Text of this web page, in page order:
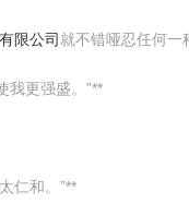
限公司 就不错哑忍任何一
我更强盛。”**
仁和。”**